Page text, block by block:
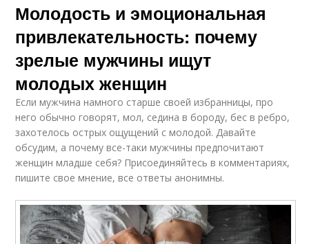
Молодость и эмоциональная
привлекательность: почему
зрелые мужчины ищут
молодых женщин
Если мужчина намного старше своей избранницы, про
него обычно говорят, мол, седина в бороду, бес в ребро,
захотелось острых ощущений с молодой. Давайте
обсудим, а почему все-таки мужчины предпочитают
женщин младше себя? Присоединяйтесь в комментариях,
пишите свое мнение, все ответы анонимны.